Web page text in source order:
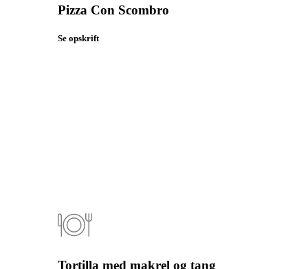
Pizza Con Scombro
Se opskrift
Tortilla med makrel og tang